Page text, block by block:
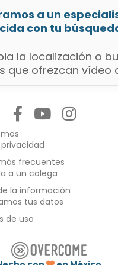
a un
con tu
la localización o
que ofrezcan vídeo
frecuentes
a un colega
la información
tus datos
de uso